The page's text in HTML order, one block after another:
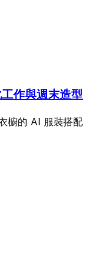
作與週末造型
櫥的 AI 服裝搭配